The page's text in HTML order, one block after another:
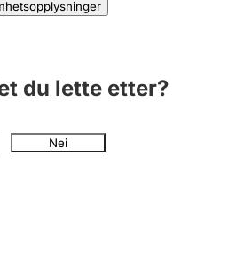
du lette etter?
Nei